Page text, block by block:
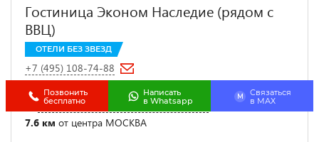
Гостиница Эконом Наследие (рядом с
ВВЦ)
ОТЕЛИ БЕЗ ЗВЕЗД
+7 (495) 108-74-88
1.5 км от
Алексеевская
Москва, улица Космонавтов, д. 2
7.6 км от центра МОСКВА
Позвонить
бесплатно
Написать
в Whatsapp
M
Связаться
в МАХ